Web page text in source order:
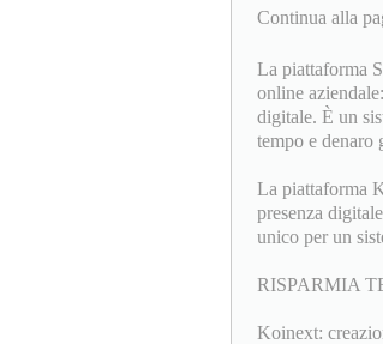
Continua alla
La piattaforma
online
digitale. È un
tempo e denaro
La piattaforma
presenza
unico per un
RISPARMIA
Koinext: